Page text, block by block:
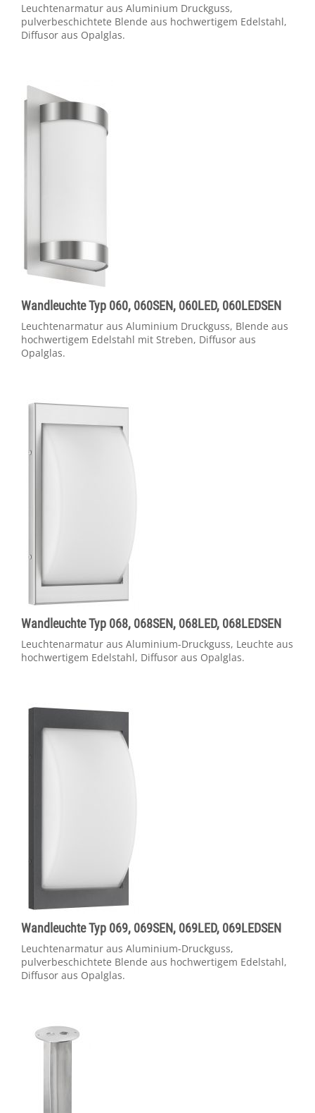
Leuchtenarmatur aus Aluminium Druckguss,
pulverbeschichtete Blende aus hochwertigem Edelstahl,
Diffusor aus Opalglas.
Wandleuchte Typ 060, 060SEN, 060LED, 060LEDSEN
Leuchtenarmatur aus Aluminium Druckguss, Blende aus
hochwertigem Edelstahl mit Streben, Diffusor aus
Opalglas.
Wandleuchte Typ 068, 068SEN, 068LED, 068LEDSEN
Leuchtenarmatur aus Aluminium-Druckguss, Leuchte aus
hochwertigem Edelstahl, Diffusor aus Opalglas.
Wandleuchte Typ 069, 069SEN, 069LED, 069LEDSEN
Leuchtenarmatur aus Aluminium-Druckguss,
pulverbeschichtete Blende aus hochwertigem Edelstahl,
Diffusor aus Opalglas.